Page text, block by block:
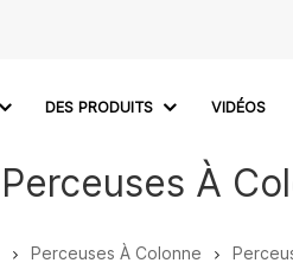
DES PRODUITS VIDÉOS
Perceuses À
Perceuses À Colonne